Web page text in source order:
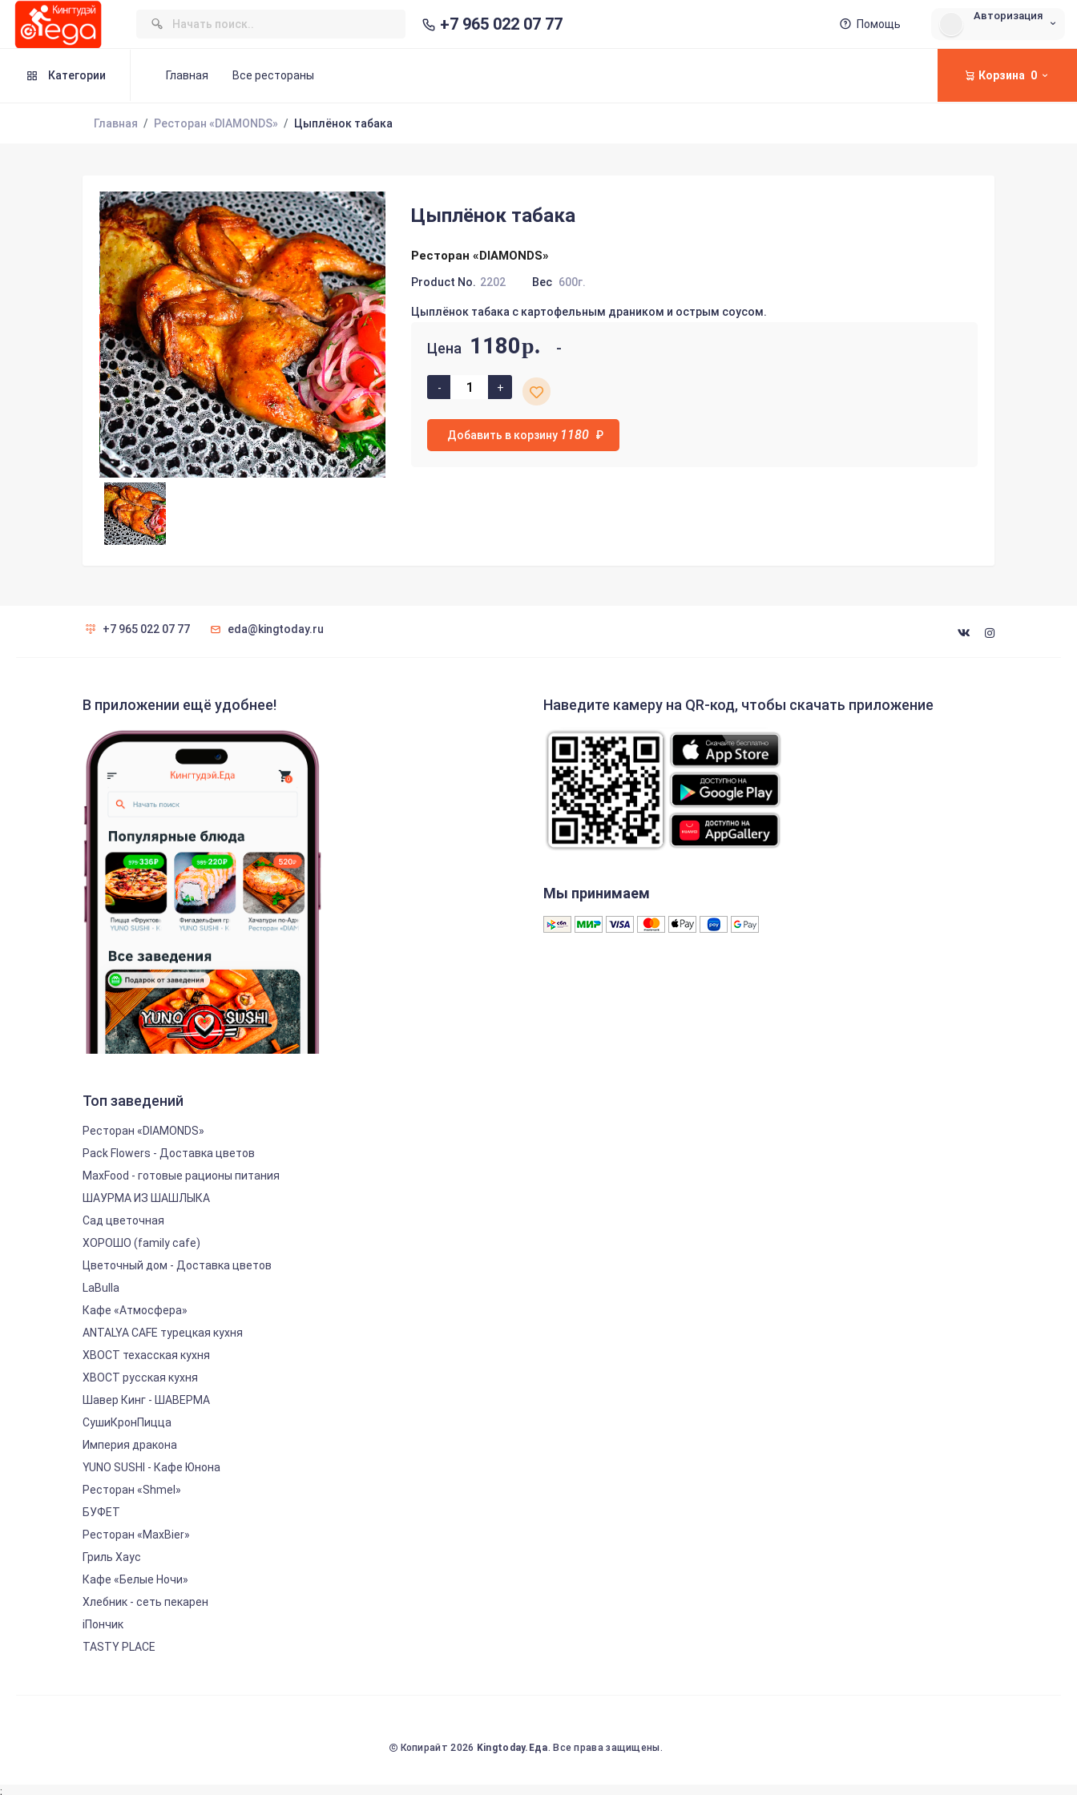
+7 965 022 07 77 Помощь
Авторизация
Категории Главная Все рестораны Корзина 0
Главная Ресторан «DIAMONDS» Цыплёнок табака
Цыплёнок табака
Ресторан «DIAMONDS»
Product No. 2202 Вес 600г.
Цыплёнок табака с картофельным драником и острым соусом.
Цена 1180р.
Добавить в корзину 1180 ₽
+7 965 022 07 77 eda@kingtoday.ru
В приложении ещё удобнее! Наведите камеру на QR-код, чтобы скачать приложение
Мы принимаем
Топ заведений
Ресторан «DIAMONDS»
Pack Flowers - Доставка цветов
MaxFood - готовые рационы питания
ШАУРМА ИЗ ШАШЛЫКА
Сад цветочная
ХОРОШО (family cafe)
Цветочный дом - Доставка цветов
LaBulla
Кафе «Атмосфера»
ANTALYA CAFE турецкая кухня
ХВОСТ техасская кухня
ХВОСТ русская кухня
Шавер Кинг - ШАВЕРМА
СушиКронПицца
Империя дракона
YUNO SUSHI - Кафе Юнона
Ресторан «Shmel»
БУФЕТ
Ресторан «MaxBier»
Гриль Хаус
Кафе «Белые Ночи»
Хлебник - сеть пекарен
iПончик
TASTY PLACE
Копирайт 2026 Kingtoday.Еда. Все права защищены.
;